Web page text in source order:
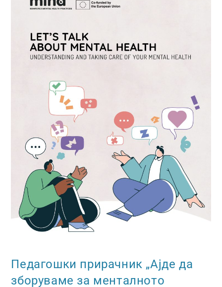
Педагошки прирачник „Ајде да
зборуваме за менталното